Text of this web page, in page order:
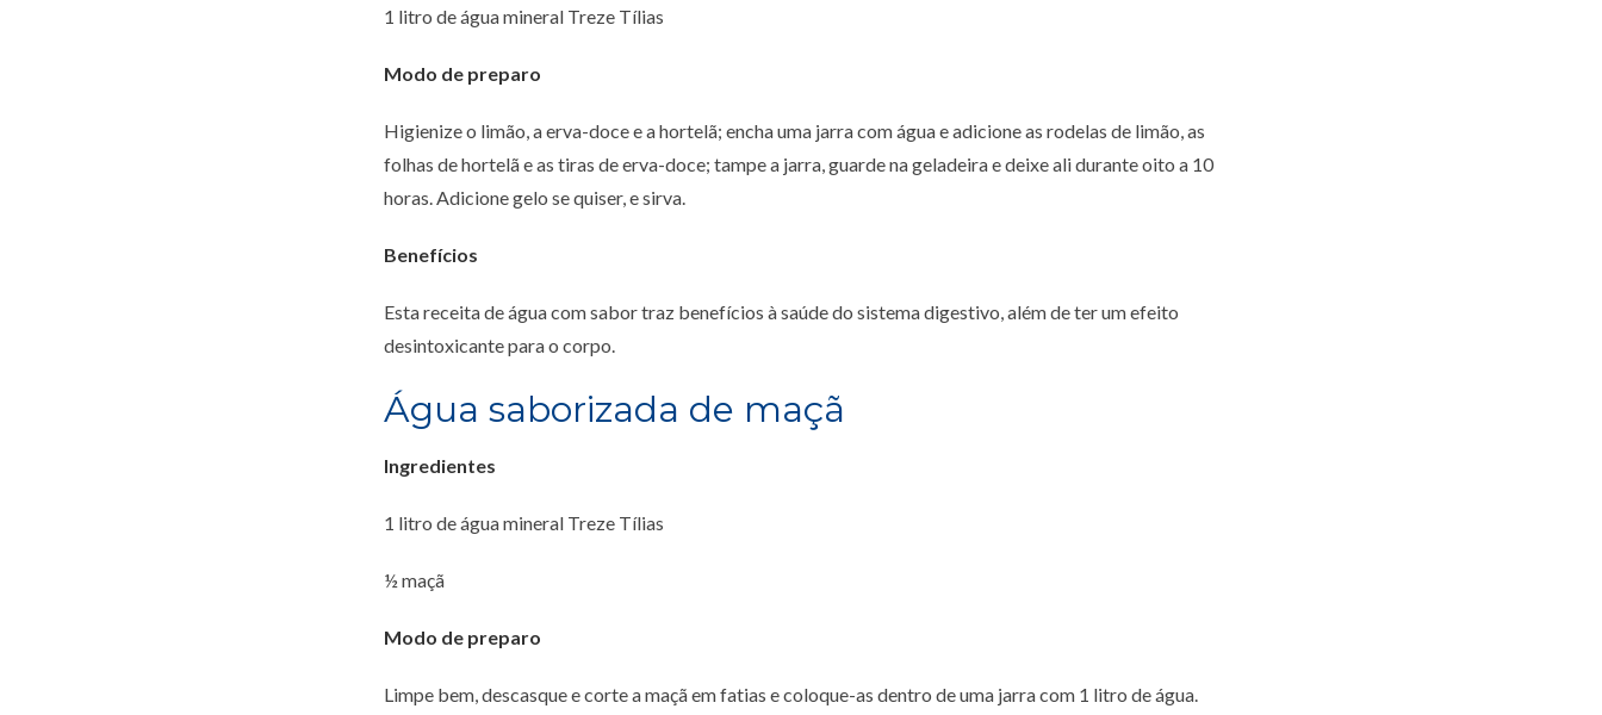
1 litro de água mineral Treze Tílias
Modo de preparo
Higienize o limão, a erva-doce e a hortelã; encha uma jarra com água e adicione as rodelas de limão, as
folhas de hortelã e as tiras de erva-doce; tampe a jarra, guarde na geladeira e deixe ali durante oito a 10
horas. Adicione gelo se quiser, e sirva.
Benefícios
Esta receita de água com sabor traz benefícios à saúde do sistema digestivo, além de ter um efeito
desintoxicante para o corpo.
Água saborizada de maçã
Ingredientes
1 litro de água mineral Treze Tílias
½ maçã
Modo de preparo
Limpe bem, descasque e corte a maçã em fatias e coloque-as dentro de uma jarra com 1 litro de água.